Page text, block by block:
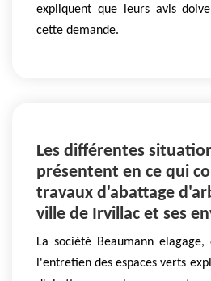
expliquent que leurs avis
cette demande.
Les différentes
présentent en ce qui
travaux d'abattage
ville de Irvillac et ses
La société Beaumann
l'entretien des espaces verts